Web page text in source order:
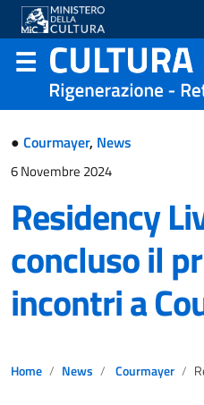
● Courmayer, News
6 Novembre 2024
Residency
concluso il
incontri a
Home News Courmayer